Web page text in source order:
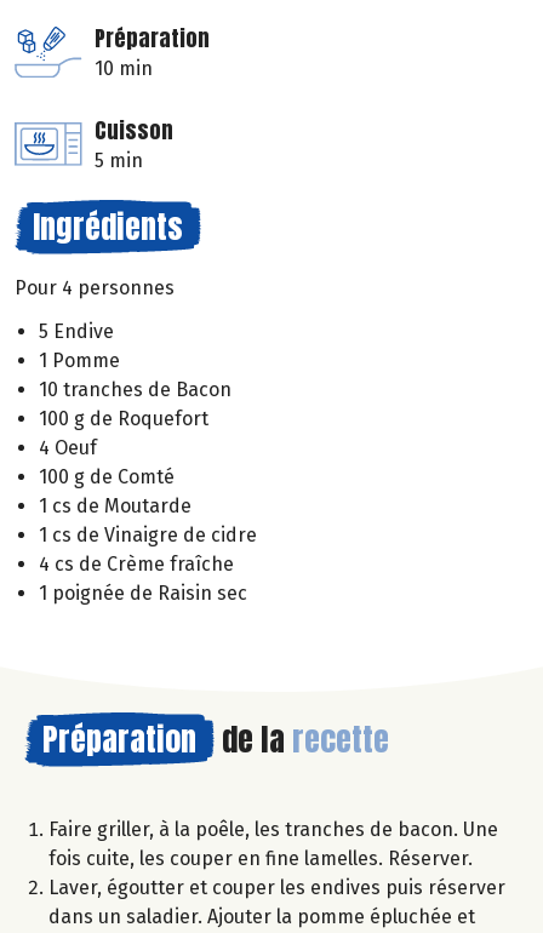
Préparation
10 min
Cuisson
5 min
Ingrédients
Pour 4 personnes
5 Endive
1 Pomme
10 tranches de Bacon
100 g de Roquefort
4 Oeuf
100 g de Comté
1 cs de Moutarde
1 cs de Vinaigre de cidre
4 cs de Crème fraîche
1 poignée de Raisin sec
Préparation de la recette
Faire griller, à la poêle, les tranches de bacon. Une
fois cuite, les couper en fine lamelles. Réserver.
Laver, égoutter et couper les endives puis réserver
dans un saladier. Ajouter la pomme épluchée et